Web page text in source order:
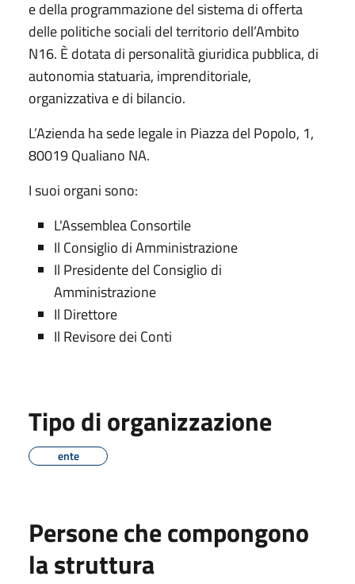
e della programmazione del sistema di offerta
delle politiche sociali del territorio dell’Ambito
N16. È dotata di personalità giuridica pubblica, di
autonomia statuaria, imprenditoriale,
organizzativa e di bilancio.
L’Azienda ha sede legale in Piazza del Popolo, 1,
80019 Qualiano NA.
I suoi organi sono:
L'Assemblea Consortile
Il Consiglio di Amministrazione
Il Presidente del Consiglio di
Amministrazione
Il Direttore
Il Revisore dei Conti
Tipo di organizzazione
ente
Persone che compongono
la struttura